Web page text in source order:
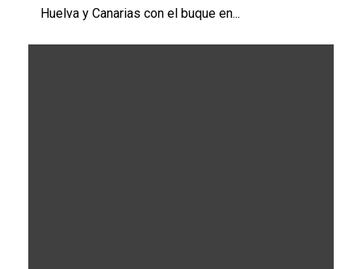
Huelva y Canarias con el buque en...